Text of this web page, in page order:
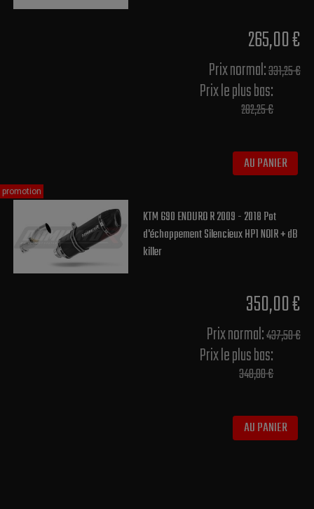
265,00 €
Prix normal​:331,25 €
Prix le plus bas:
282,25 €
AU PANIER
KTM 690 ENDURO R 2009 - 2018 Pot
d'échappement Silencieux HP1 NOIR + dB
killer
350,00 €
Prix normal​:437,50 €
Prix le plus bas:
348,00 €
AU PANIER
promotion